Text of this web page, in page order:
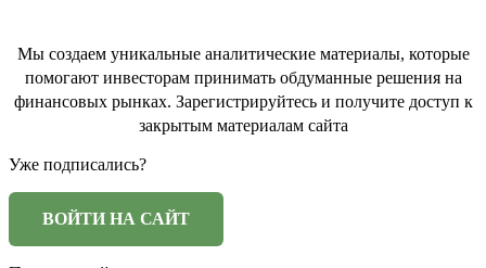
Мы создаем уникальные аналитические материалы, которые
помогают инвесторам принимать обдуманные решения на
финансовых рынках. Зарегистрируйтесь и получите доступ к
закрытым материалам сайта
Уже подписались?